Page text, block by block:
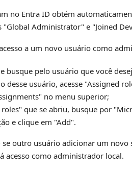
no Entra ID obtém
"Global Administrator" e "Joined
a um novo usuário como
e busque pelo usuário que você
desse usuário, acesse "Assigned
no menu superior;
que se abriu, busque por
e clique em "Add".
outro usuário adicionar um
acesso como administrador local.